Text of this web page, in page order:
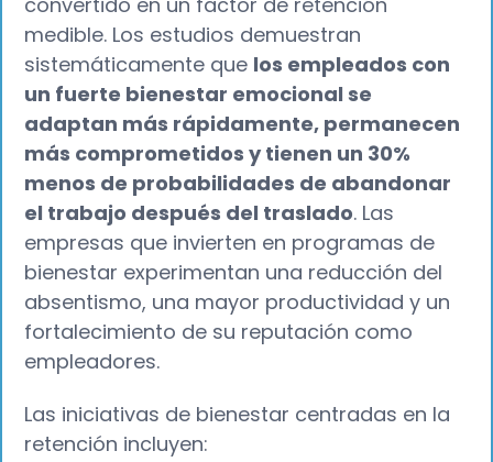
medible. Los estudios demuestran
sistemáticamente que los empleados con
un fuerte bienestar emocional se
adaptan más rápidamente, permanecen
más comprometidos y tienen un 30%
menos de probabilidades de abandonar
el trabajo después del traslado. Las
empresas que invierten en programas de
bienestar experimentan una reducción del
absentismo, una mayor productividad y un
fortalecimiento de su reputación como
empleadores.
Las iniciativas de bienestar centradas en la
retención incluyen: